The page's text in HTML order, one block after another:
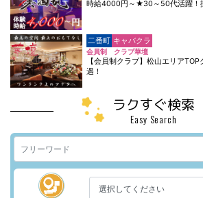
時給4000円～★30～50代活躍！
二番町 キャバクラ
会員制 クラブ華壇
【会員制クラブ】松山エリア
遇！
ラクすぐ検索
Easy Search